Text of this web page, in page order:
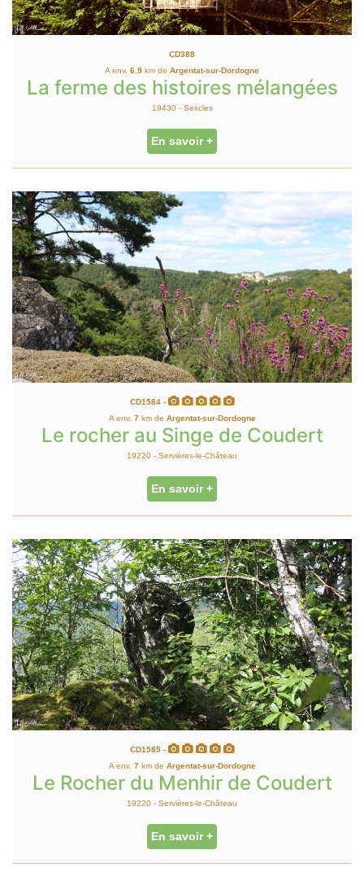
CD388
A env. 6.9 km de Argentat-sur-Dordogne
La ferme des histoires mélangées
19430 - Sexcles
En savoir +
CD1584 -
A env. 7km de Argentat-sur-Dordogne
Le rocher au Singe de Coudert
19220 - Servières-le-Château
En savoir +
CD1585 -
A env. 7km de Argentat-sur-Dordogne
Le Rocher du Menhir de Coudert
19220 - Servières-le-Château
En savoir +